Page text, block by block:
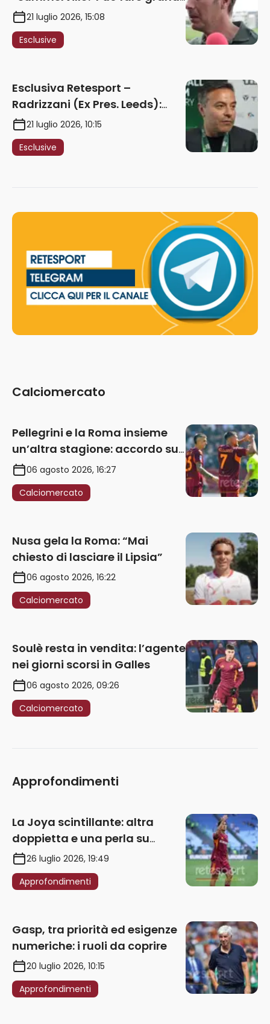
cose in Serie A. Godts deve
maturare esperienza per
giocare nella Roma”
21 luglio 2026, 15:08
Esclusive
Esclusiva Retesport –
Radrizzani (Ex Pres. Leeds):
“Summerville ragazzo
speciale, in Italia con Gasp
può esplodere
21 luglio 2026, 10:15
Esclusive
Calciomercato
Pellegrini e la Roma insieme
un’altra stagione: accordo sul
rinnovo annuale
06 agosto 2026, 16:27
Calciomercato
Nusa gela la Roma: “Mai
chiesto di lasciare il Lipsia”
06 agosto 2026, 16:22
Calciomercato
Soulè resta in vendita: l’agente
nei giorni scorsi in Galles
06 agosto 2026, 09:26
Calciomercato
Approfondimenti
La Joya scintillante: altra
doppietta e una perla su
punizione – VIDEO
26 luglio 2026, 19:49
Approfondimenti
Gasp, tra priorità ed esigenze
numeriche: i ruoli da coprire
20 luglio 2026, 10:15
Approfondimenti